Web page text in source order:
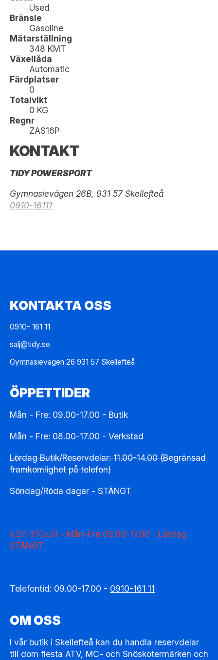
Used
Bränsle
Gasoline
Mätarställning
348 KMT
Växellåda
Automatic
Färdplatser
0
Totalvikt
0 KG
Regnr
ZAS16P
KONTAKT
TIDY POWERSPORT
Gymnasievägen 26B, 931 57 Skellefteå
0910-16111
KONTAKTA OSS
0910- 161 11
salj@tidy.se
Gymnasievägen 26 931 57 Skellefteå
ÖPPETTIDER
Mån - Fre: 09.00-17.00 - Butik
Mån - Fre: 08.00-17.00 - Verkstad
Lördag Butik/Reservdelar: 11.00-14.00 (Begränsad
framkomlighet på telefon)
Söndag/Röda dagar - STÄNGT
v.27-31(Juli) - Mån-Fre 09.00-17.00 - Lördag
STÄNGT
Telefontid: 09.00-17.00 - 0910-161 11
OM OSS
I vår butik i Skellefteå kan du handla reservdelar
till dom flesta ATV, MC- och Snöskotermärken och